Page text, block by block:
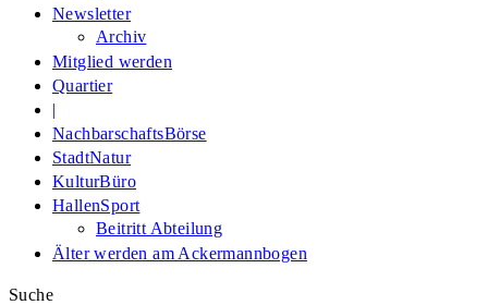
Newsletter
Archiv
Mitglied werden
Quartier
|
NachbarschaftsBörse
StadtNatur
KulturBüro
HallenSport
Beitritt Abteilung
Älter werden am Ackermannbogen
Suche